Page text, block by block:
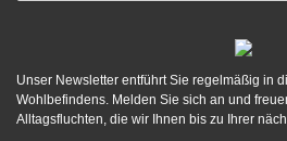
Unser Newsletter entführt Sie regelmäßig in
Wohlbefindens. Melden Sie sich an und
Alltagsfluchten, die wir Ihnen bis zu Ihrer